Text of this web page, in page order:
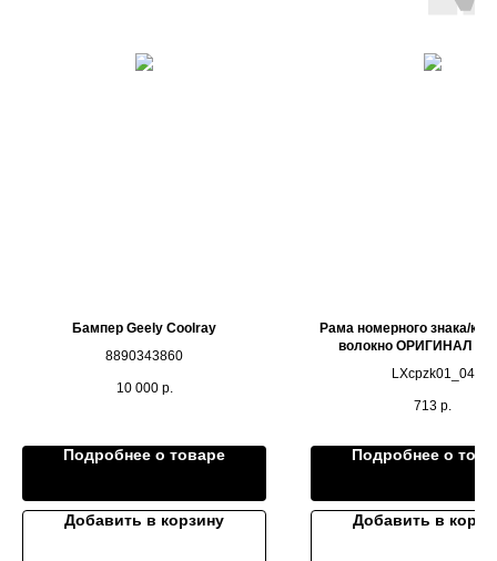
Бампер Geely Coolray
8890343860
10 000 р.
Подробнее о товаре
Добавить в корзину
Рама номерного знака/
волокно ОРИГИНАЛ
LXcpzk01_04
713 р.
Подробнее о
Добавить в